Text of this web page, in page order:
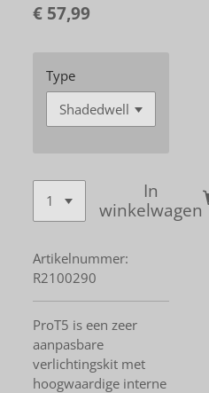
€ 57,99
Type
In
winkelwagen
Artikelnummer:
R2100290
ProT5 is een zeer
aanpasbare
verlichtingskit met
hoogwaardige interne